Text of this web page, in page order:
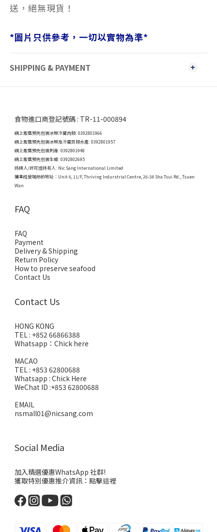
送，絕無現貨！
*圖片只供參考，一切以實物為準*
SHIPPING & PAYMENT
食物進口商登記號碼 : TR-11-000894
網上販售預先包裝冰鮮冷藏肉類: 0392801966
網上販售預先包裝冰鮮及冷藏貝類水產: 0392801957
網上販售預先包裝刺身: 0392801948
網上販售預先包裝生蠔: 0392802695
持牌人/許可證持有人: Nic Sang International Limited
獲準經營場所的地址： Unit 6, 11/F, Thriving Indurstrial Centre, 26-38 Sha Tsui Rd., Tsuen
Wan
FAQ
FAQ
Payment
Delivery & Shipping
Return Policy
How to preserve seafood
Contact Us
Contact Us
HONG KONG
TEL : +852 66866388
Whatsapp： Chick here
MACAO
TEL : +853 62800688
Whatsapp : Chick Here
WeChat ID :+853 62800688
EMAIL
nsmall01@nicsang.com
Social Media
加入精選優惠WhatsApp 社群!
獲取特別優惠推介資訊： 點擊這裡